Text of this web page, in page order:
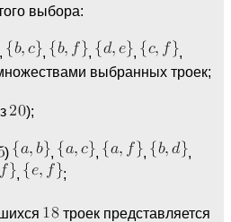
выбора:
, , , ,
,
выбранных троек;
);
) , , ,
,
, ;
троек представляется